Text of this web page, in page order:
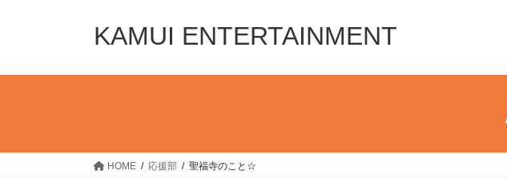
KAMUI ENTERTAINMENT
HOME 応援部 聖福寺のこと☆